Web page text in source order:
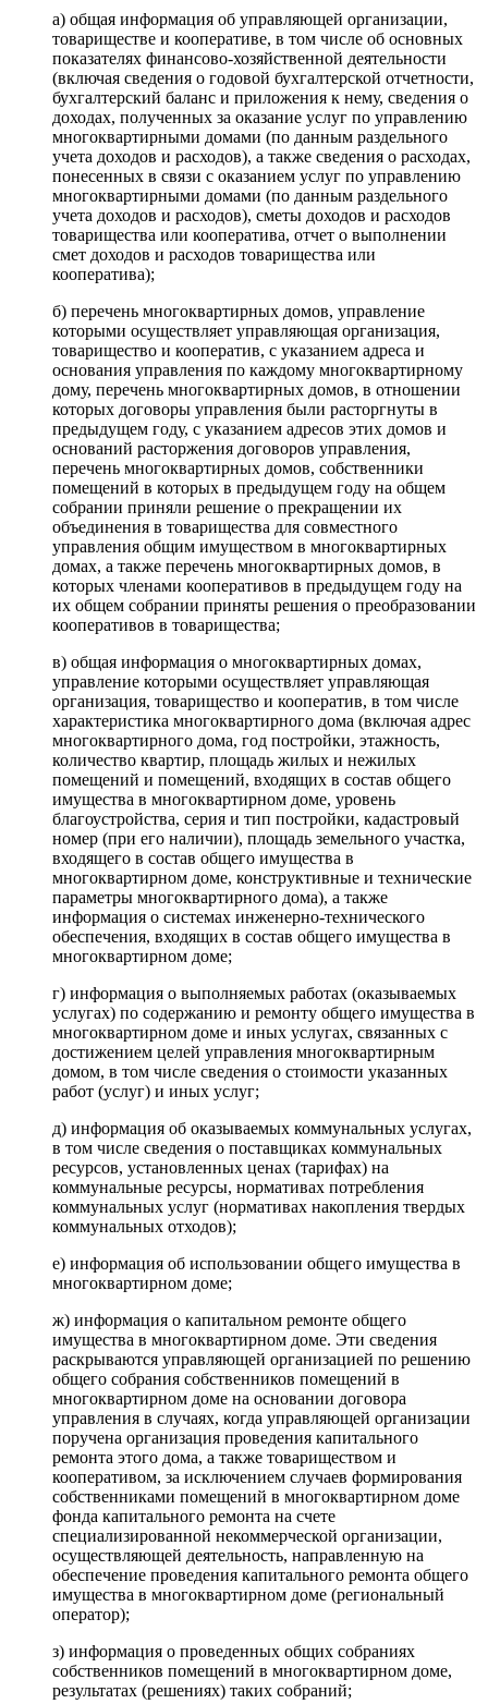
а) общая информация об управляющей организации,
товариществе и кооперативе, в том числе об основных
показателях финансово-хозяйственной деятельности
(включая сведения о годовой бухгалтерской отчетности,
бухгалтерский баланс и приложения к нему, сведения о
доходах, полученных за оказание услуг по управлению
многоквартирными домами (по данным раздельного
учета доходов и расходов), а также сведения о расходах,
понесенных в связи с оказанием услуг по управлению
многоквартирными домами (по данным раздельного
учета доходов и расходов), сметы доходов и расходов
товарищества или кооператива, отчет о выполнении
смет доходов и расходов товарищества или
кооператива);
б) перечень многоквартирных домов, управление
которыми осуществляет управляющая организация,
товарищество и кооператив, с указанием адреса и
основания управления по каждому многоквартирному
дому, перечень многоквартирных домов, в отношении
которых договоры управления были расторгнуты в
предыдущем году, с указанием адресов этих домов и
оснований расторжения договоров управления,
перечень многоквартирных домов, собственники
помещений в которых в предыдущем году на общем
собрании приняли решение о прекращении их
объединения в товарищества для совместного
управления общим имуществом в многоквартирных
домах, а также перечень многоквартирных домов, в
которых членами кооперативов в предыдущем году на
их общем собрании приняты решения о преобразовании
кооперативов в товарищества;
в) общая информация о многоквартирных домах,
управление которыми осуществляет управляющая
организация, товарищество и кооператив, в том числе
характеристика многоквартирного дома (включая адрес
многоквартирного дома, год постройки, этажность,
количество квартир, площадь жилых и нежилых
помещений и помещений, входящих в состав общего
имущества в многоквартирном доме, уровень
благоустройства, серия и тип постройки, кадастровый
номер (при его наличии), площадь земельного участка,
входящего в состав общего имущества в
многоквартирном доме, конструктивные и технические
параметры многоквартирного дома), а также
информация о системах инженерно-технического
обеспечения, входящих в состав общего имущества в
многоквартирном доме;
г) информация о выполняемых работах (оказываемых
услугах) по содержанию и ремонту общего имущества в
многоквартирном доме и иных услугах, связанных с
достижением целей управления многоквартирным
домом, в том числе сведения о стоимости указанных
работ (услуг) и иных услуг;
д) информация об оказываемых коммунальных услугах,
в том числе сведения о поставщиках коммунальных
ресурсов, установленных ценах (тарифах) на
коммунальные ресурсы, нормативах потребления
коммунальных услуг (нормативах накопления твердых
коммунальных отходов);
е) информация об использовании общего имущества в
многоквартирном доме;
ж) информация о капитальном ремонте общего
имущества в многоквартирном доме. Эти сведения
раскрываются управляющей организацией по решению
общего собрания собственников помещений в
многоквартирном доме на основании договора
управления в случаях, когда управляющей организации
поручена организация проведения капитального
ремонта этого дома, а также товариществом и
кооперативом, за исключением случаев формирования
собственниками помещений в многоквартирном доме
фонда капитального ремонта на счете
специализированной некоммерческой организации,
осуществляющей деятельность, направленную на
обеспечение проведения капитального ремонта общего
имущества в многоквартирном доме (региональный
оператор);
з) информация о проведенных общих собраниях
собственников помещений в многоквартирном доме,
результатах (решениях) таких собраний;